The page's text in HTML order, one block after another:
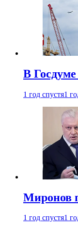
В
1 год спустя1
Миронов
1 год спустя1